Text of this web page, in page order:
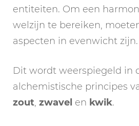
entiteiten. Om een
welzijn te bereiken,
aspecten in evenwicht zijn.
Dit wordt weerspiegeld in
alchemistische principes
zout, zwavel en kwik.